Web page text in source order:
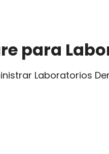
para
Laboratorios